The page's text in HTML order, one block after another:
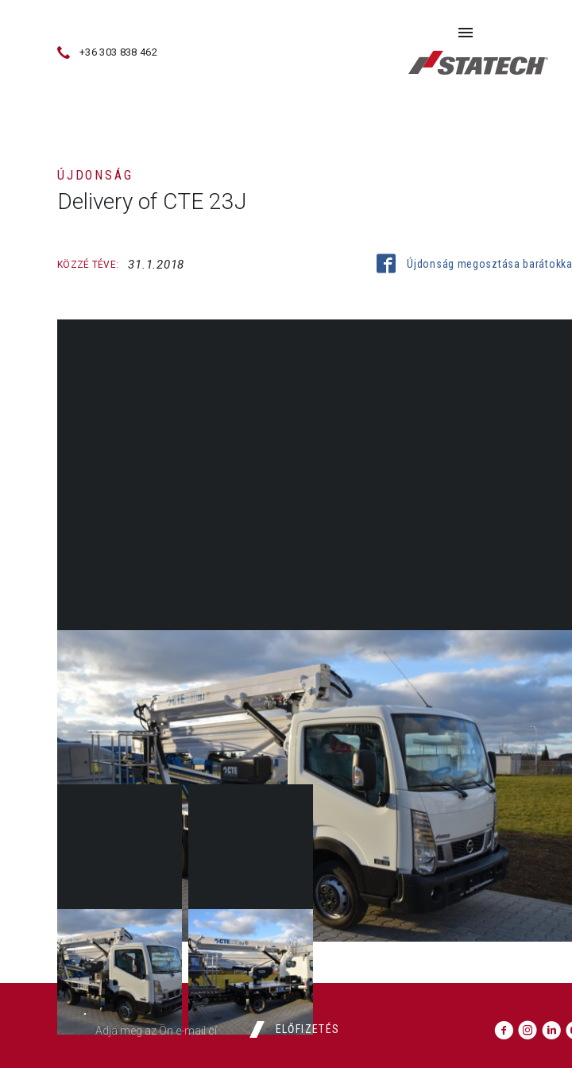
+36 303 838 462
ÚJDONSÁG
Delivery of CTE 23J
KÖZZÉ TÉVE: 31.1.2018 Újdonság megosztása barátokkal
This week we are giving customers a unique truck-mounted with a working height of 23m (on a
chassis weight category of 3.5t).
GALÉRIA
ELŐFIZETÉS